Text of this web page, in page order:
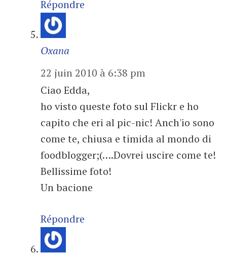
Répondre
Oxana
22 juin 2010 à 6:38 pm
Ciao Edda,
ho visto queste foto sul Flickr e ho
capito che eri al pic-nic! Anch'io sono
come te, chiusa e timida al mondo di
foodblogger;(….Dovrei uscire come te!
Bellissime foto!
Un bacione
Répondre